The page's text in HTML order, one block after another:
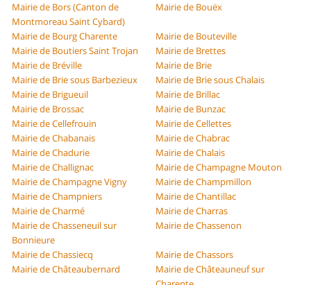
Mairie de Bors (Canton de
Montmoreau Saint Cybard)
Mairie de Bouëx
Mairie de Bourg Charente
Mairie de Bouteville
Mairie de Boutiers Saint Trojan
Mairie de Brettes
Mairie de Bréville
Mairie de Brie
Mairie de Brie sous Barbezieux
Mairie de Brie sous Chalais
Mairie de Brigueuil
Mairie de Brillac
Mairie de Brossac
Mairie de Bunzac
Mairie de Cellefrouin
Mairie de Cellettes
Mairie de Chabanais
Mairie de Chabrac
Mairie de Chadurie
Mairie de Chalais
Mairie de Challignac
Mairie de Champagne Mouton
Mairie de Champagne Vigny
Mairie de Champmillon
Mairie de Champniers
Mairie de Chantillac
Mairie de Charmé
Mairie de Charras
Mairie de Chasseneuil sur
Bonnieure
Mairie de Chassenon
Mairie de Chassiecq
Mairie de Chassors
Mairie de Châteaubernard
Mairie de Châteauneuf sur